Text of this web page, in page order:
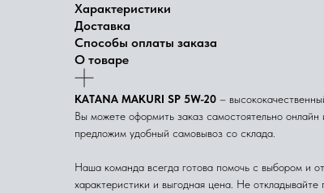
Характеристики
Доставка
Способы оплаты заказа
О товаре
KATANA MAKURI SP 5W-20 –
Вы можете оформить заказ самостоятельно
предложим удобный самовывоз со склада.
Наша команда всегда готова помочь с выбором и
характеристики и выгодная цена. Не